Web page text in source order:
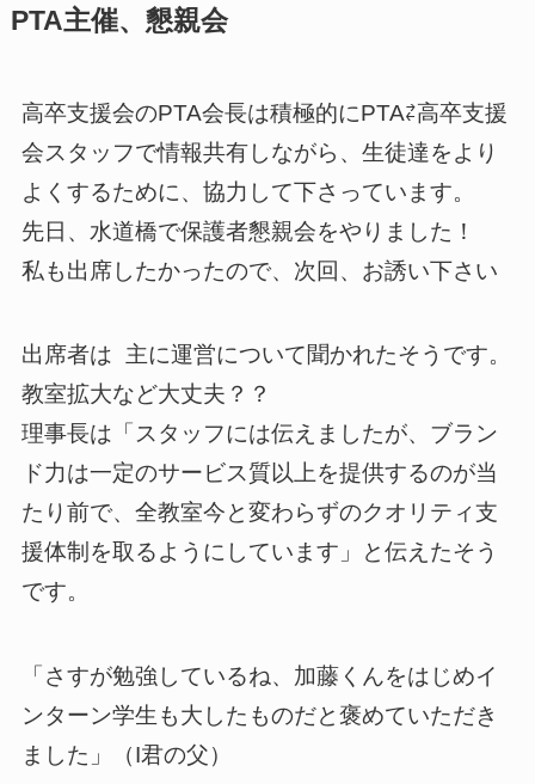
PTA主催、懇親会
高卒支援会のPTA会長は積極的にPTA⇄高卒支援
会スタッフで情報共有しながら、生徒達をより
よくするために、協力して下さっています。
先日、水道橋で保護者懇親会をやりました！
私も出席したかったので、次回、お誘い下さい
出席者は 主に運営について聞かれたそうです。
教室拡大など大丈夫？？
理事長は「スタッフには伝えましたが、ブラン
ド力は一定のサービス質以上を提供するのが当
たり前で、全教室今と変わらずのクオリティ支
援体制を取るようにしています」と伝えたそう
です。
「さすが勉強しているね、加藤くんをはじめイ
ンターン学生も大したものだと褒めていただき
ました」（I君の父）